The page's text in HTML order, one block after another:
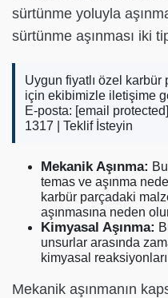
sürtünme yoluyla
sürtünme aşınması iki
Uygun fiyatlı özel karbür
için ekibimizle iletişime
E-posta: [email protected]
1317 | Teklif İsteyin
Mekanik Aşınma:
temas ve aşınma
karbür parçadaki
aşınmasına neden
Kimyasal Aşınma:
unsurlar arasında
kimyasal
Mekanik aşınmanın